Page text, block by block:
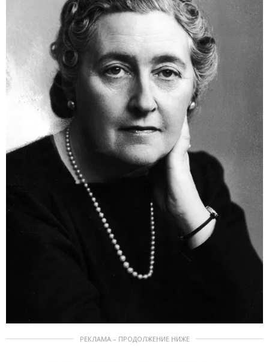
РЕКЛАМА – ПРОДОЛЖЕНИЕ НИЖЕ